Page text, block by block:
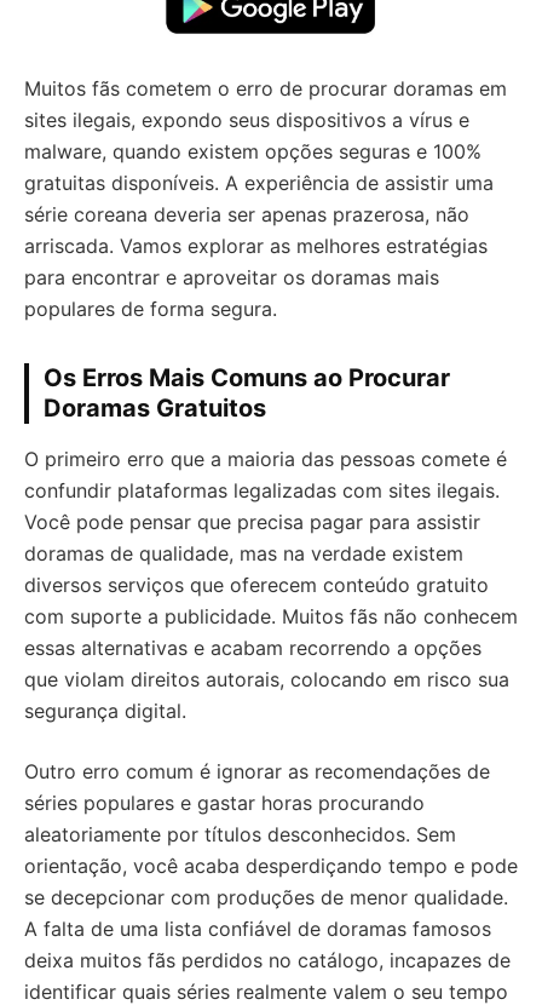
Muitos fãs cometem o erro de procurar doramas em
sites ilegais, expondo seus dispositivos a vírus e
malware, quando existem opções seguras e 100%
gratuitas disponíveis. A experiência de assistir uma
série coreana deveria ser apenas prazerosa, não
arriscada. Vamos explorar as melhores estratégias
para encontrar e aproveitar os doramas mais
populares de forma segura.
Os Erros Mais Comuns ao Procurar
Doramas Gratuitos
O primeiro erro que a maioria das pessoas comete é
confundir plataformas legalizadas com sites ilegais.
Você pode pensar que precisa pagar para assistir
doramas de qualidade, mas na verdade existem
diversos serviços que oferecem conteúdo gratuito
com suporte a publicidade. Muitos fãs não conhecem
essas alternativas e acabam recorrendo a opções
que violam direitos autorais, colocando em risco sua
segurança digital.
Outro erro comum é ignorar as recomendações de
séries populares e gastar horas procurando
aleatoriamente por títulos desconhecidos. Sem
orientação, você acaba desperdiçando tempo e pode
se decepcionar com produções de menor qualidade.
A falta de uma lista confiável de doramas famosos
deixa muitos fãs perdidos no catálogo, incapazes de
identificar quais séries realmente valem o seu tempo